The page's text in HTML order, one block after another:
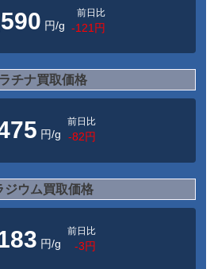
円/g
前日比
-121円
チナ買取価格
円/g
前日比
-82円
ジウム買取価格
円/g
前日比
-3円